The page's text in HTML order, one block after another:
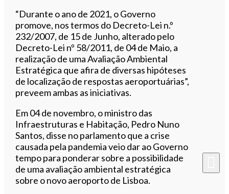
“Durante o ano de 2021, o Governo
promove, nos termos do Decreto-Lei n.º
232/2007, de 15 de Junho, alterado pelo
Decreto-Lei nº 58/2011, de 04 de Maio, a
realização de uma Avaliação Ambiental
Estratégica que afira de diversas hipóteses
de localização de respostas aeroportuárias”,
preveem ambas as iniciativas.
Em 04 de novembro, o ministro das
Infraestruturas e Habitação, Pedro Nuno
Santos, disse no parlamento que a crise
causada pela pandemia veio dar ao Governo
tempo para ponderar sobre a possibilidade
de uma avaliação ambiental estratégica
sobre o novo aeroporto de Lisboa.